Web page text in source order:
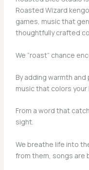
Roasted Wizard
games, music that
thoughtfully crafted
​We “roast” chance
By adding warmth
music that colors your
​From a word that
sight.
We breathe life into
from them, songs are